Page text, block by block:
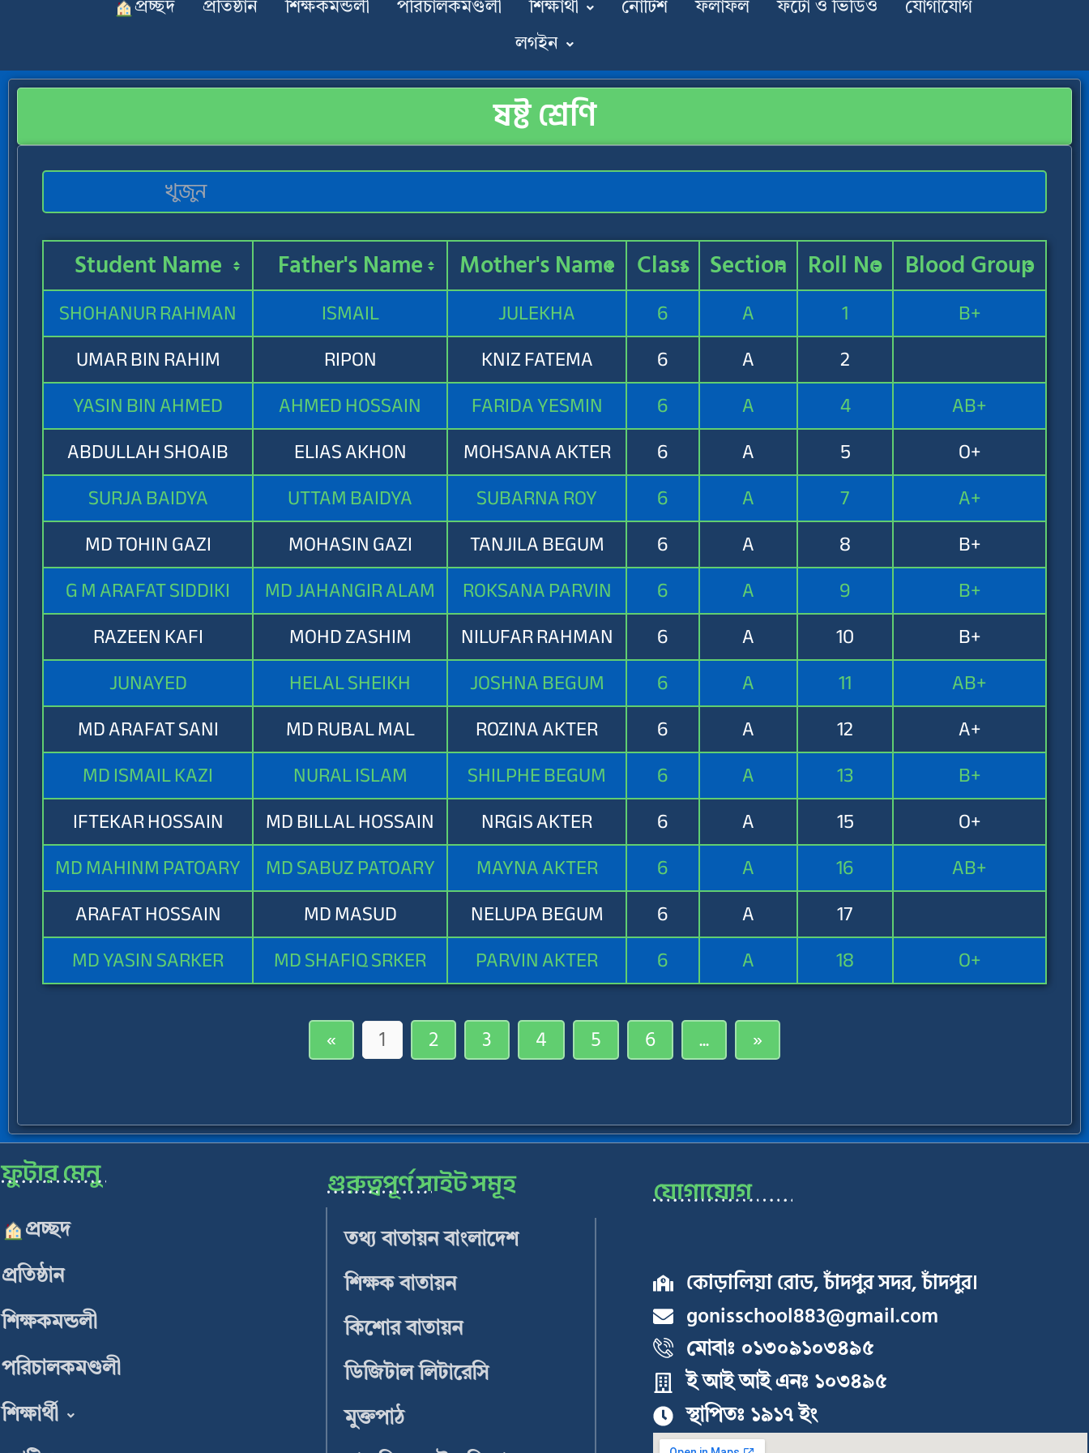
প্রচ্ছদ প্রতিষ্ঠান শিক্ষকমন্ডলী পরিচালকমণ্ডলী শিক্ষার্থী নোটিশ ফলাফল ফটো ও ভিডিও যোগাযোগ
লগইন
ষষ্ট শ্রেণি
Student Name Father's Name Mother's Name Class Section Roll No Blood Group
SHOHANUR RAHMAN ISMAIL JULEKHA 6 A 1
B+
UMAR BIN RAHIM
RIPON KNIZ FATEMA 6 A
2
YASIN BIN AHMED
AHMED HOSSAIN FARIDA YESMIN 6 A 4
AB+
ABDULLAH SHOAIB
ELIAS AKHON MOHSANA AKTER 6 A 5
O+
SURJA BAIDYA
UTTAM BAIDYA SUBARNA ROY 6 A 7
A+
MD TOHIN GAZI
MOHASIN GAZI TANJILA BEGUM 6 A 8
B+
G M ARAFAT SIDDIKI
MD JAHANGIR ALAM ROKSANA PARVIN 6 A 9
B+
RAZEEN KAFI
MOHD ZASHIM NILUFAR RAHMAN 6 A 10
B+
JUNAYED
HELAL SHEIKH JOSHNA BEGUM 6 A 11
AB+
MD ARAFAT SANI
MD RUBAL MAL ROZINA AKTER 6 A 12
A+
MD ISMAIL KAZI
NURAL ISLAM SHILPHE BEGUM 6 A 13
B+
IFTEKAR HOSSAIN
MD BILLAL HOSSAIN NRGIS AKTER 6 A 15
O+
MD MAHINM PATOARY
MD SABUZ PATOARY MAYNA AKTER 6 A 16
AB+
ARAFAT HOSSAIN
MD MASUD NELUPA BEGUM 6 A
17
MD YASIN SARKER
MD SHAFIQ SRKER PARVIN AKTER 6 A 18 O+
« 1 2 3 4 5 6 ... »
ফুটার মেনু
প্রচ্ছদ
প্রতিষ্ঠান
শিক্ষকমন্ডলী
পরিচালকমণ্ডলী
শিক্ষার্থী
গুরুত্বপূর্ণ সাইট সমূহ
তথ্য বাতায়ন বাংলাদেশ
শিক্ষক বাতায়ন
কিশোর বাতায়ন
ডিজিটাল লিটারেসি
মুক্তপাঠ
যোগাযোগ
কোড়ালিয়া রোড, চাঁদপুর সদর, চাঁদপুর।
gonisschool883@gmail.com
মোবাঃ ০১৩০৯১০৩৪৯৫
ই আই আই এনঃ ১০৩৪৯৫
স্থাপিতঃ ১৯১৭ ইং